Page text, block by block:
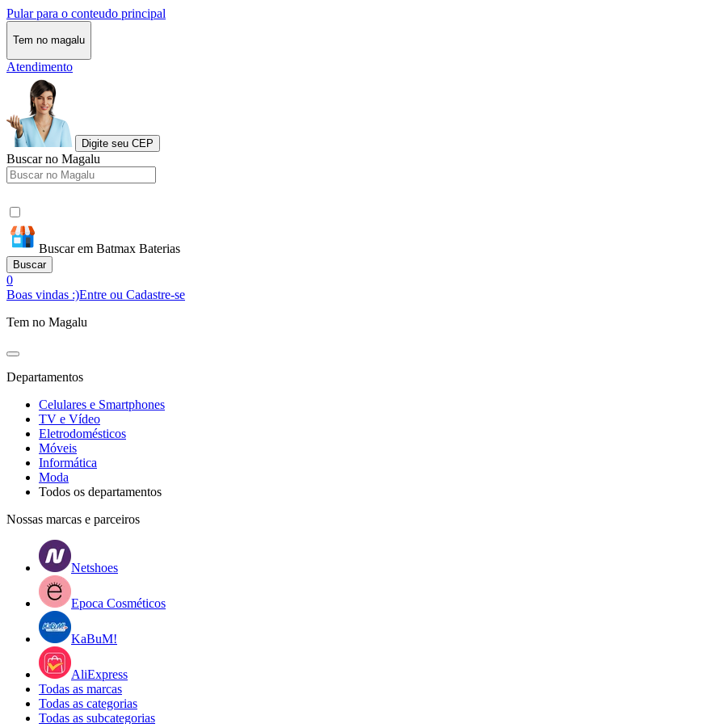
Pular para o conteudo principal
Tem no magalu
Atendimento
Digite seu CEP
Buscar no Magalu
Buscar em Batmax Baterias
Buscar
0
Boas vindas :)Entre ou Cadastre-se
Tem no Magalu
Departamentos
Celulares e Smartphones
TV e Vídeo
Eletrodomésticos
Móveis
Informática
Moda
Todos os departamentos
Nossas marcas e parceiros
Netshoes
Epoca Cosméticos
KaBuM!
AliExpress
Todas as marcas
Todas as categorias
Todas as subcategorias